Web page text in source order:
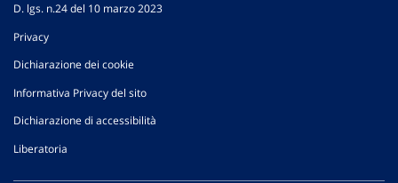
D. lgs. n.24 del 10 marzo 2023
Privacy
Dichiarazione dei cookie
Informativa Privacy del sito
Dichiarazione di accessibilità
Liberatoria